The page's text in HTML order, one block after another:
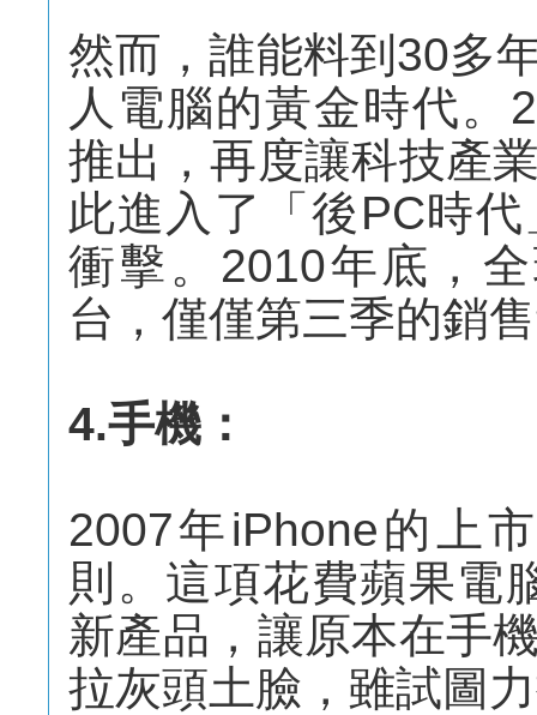
然而，誰能料到30多
人電腦的黃金時代。
推出，再度讓科技產
此進入了「後PC時
衝擊。2010年底，
台，僅僅第三季的銷
4.手機：
2007年iPhone的上
則。這項花費蘋果電
新產品，讓原本在手
拉灰頭土臉，雖試圖